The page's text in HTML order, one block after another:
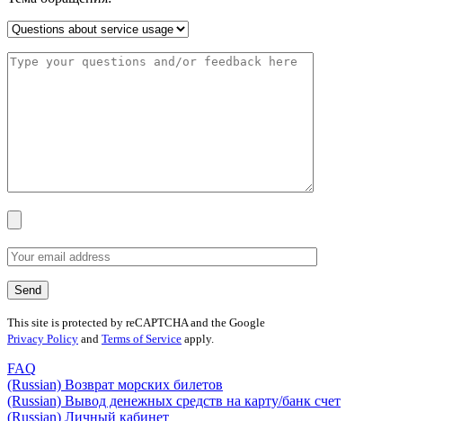
This site is protected by reCAPTCHA and the Google
Privacy Policy and Terms of Service apply.
FAQ
(Russian) Возврат морских билетов
(Russian) Вывод денежных средств на карту/банк счет
(Russian) Личный кабинет